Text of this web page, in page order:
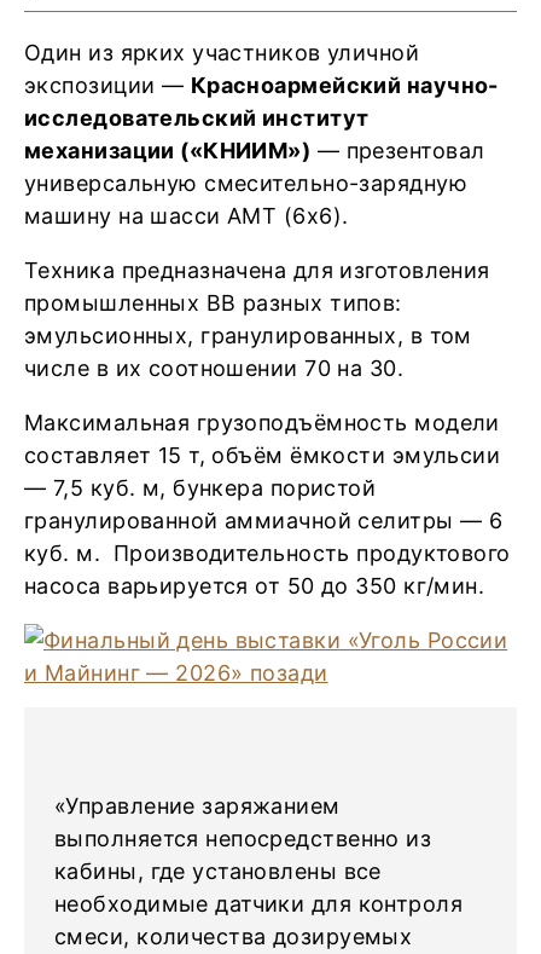
Один из ярких участников уличной
экспозиции — Красноармейский научно-
исследовательский институт
механизации («КНИИМ») — презентовал
универсальную смесительно-зарядную
машину на шасси АМТ (6х6).
Техника предназначена для изготовления
промышленных ВВ разных типов:
эмульсионных, гранулированных, в том
числе в их соотношении 70 на 30.
Максимальная грузоподъёмность модели
составляет 15 т, объём ёмкости эмульсии
— 7,5 куб. м, бункера пористой
гранулированной аммиачной селитры — 6
куб. м. Производительность продуктового
насоса варьируется от 50 до 350 кг/мин.
«Управление заряжанием
выполняется непосредственно из
кабины, где установлены все
необходимые датчики для контроля
смеси, количества дозируемых